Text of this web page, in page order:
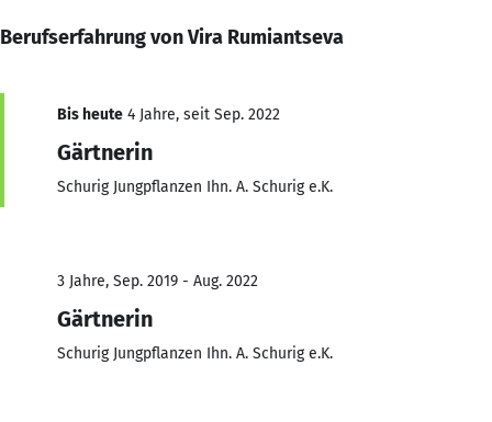
Berufserfahrung von Vira Rumiantseva
Bis heute 4 Jahre, seit Sep. 2022
Gärtnerin
Schurig Jungpflanzen Ihn. A. Schurig e.K.
3 Jahre, Sep. 2019 - Aug. 2022
Gärtnerin
Schurig Jungpflanzen Ihn. A. Schurig e.K.